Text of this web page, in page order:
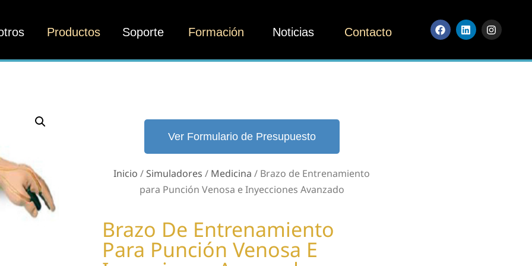
Productos Soporte Formación Noticias Contacto
Ver Formulario de Presupuesto
Inicio / Simuladores / Medicina / Brazo de Entrenamiento
para Punción Venosa e Inyecciones Avanzado
Brazo De Entrenamiento
Para Punción Venosa E